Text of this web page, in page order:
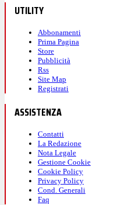
UTILITY
Abbonamenti
Prima Pagina
Store
Pubblicità
Rss
Site Map
Registrati
ASSISTENZA
Contatti
La Redazione
Nota Legale
Gestione Cookie
Cookie Policy
Privacy Policy
Cond. Generali
Faq